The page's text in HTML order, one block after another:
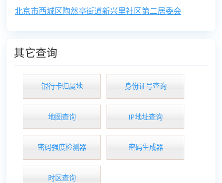
北京市西城区陶然亭街道新兴里社区第二居委会
其它查询
银行卡归属地 身份证号查询
地图查询 IP地址查询
密码强度检测器 密码生成器
时区查询